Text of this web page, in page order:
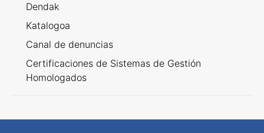
Dendak
Katalogoa
Canal de denuncias
Certificaciones de Sistemas de Gestión
Homologados